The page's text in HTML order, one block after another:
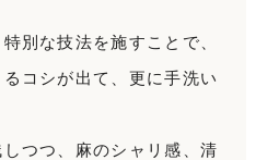
別な技法を施すことで、
コシが出て、更に手洗い
つつ、麻のシャリ感、清